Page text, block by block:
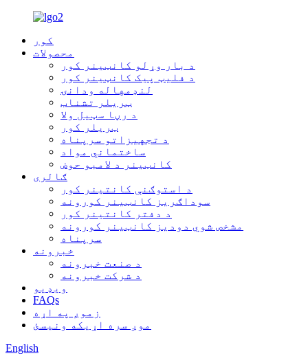
کور
محصولات
د بار وړلو کانټینر کور
د فلیټ پیک کانټینر کور
لنډمهاله ودانۍ
ټریلر تشناب
د رڼا سټیل ولا
ټریلر کور
د تجهیزاتو سرپناه
ساختماني مواد
کانټینر د لامبو حوض
ګالری
د استوګنې کانتینر کور
سوداګریز کانټینر کورونه
د دفتر کانتینر کور
مشخص شوي دودیز کانټینر کورونه
سرپناه
خبرونه
د صنعت خبرونه
د شرکت خبرونه
ویډیو
FAQs
زموږ په اړه
موږ سره اړیکه ونیسئ
English